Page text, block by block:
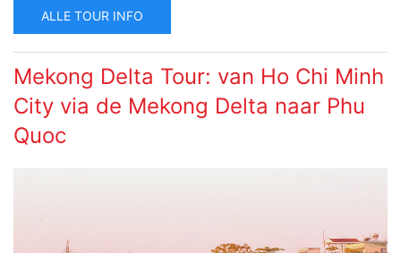
ALLE TOUR INFO
Mekong Delta Tour: van Ho Chi Minh
City via de Mekong Delta naar Phu
Quoc